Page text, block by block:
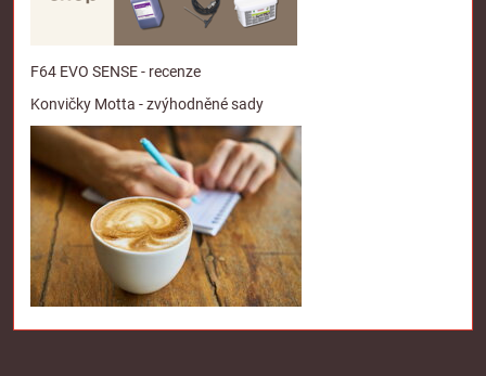
F64 EVO SENSE - recenze
Konvičky Motta - zvýhodněné sady